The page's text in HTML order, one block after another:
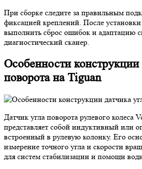
При сборке следите за правильным
фиксацией креплений. После установки
выполнить сброс ошибок и адаптацию
диагностический сканер.
Особенности конструкции
поворота на Tiguan
Датчик угла поворота рулевого колеса
представляет собой индуктивный или
встроенный в рулевую колонку. Его
измерение точного угла и скорости
для систем стабилизации и помощи